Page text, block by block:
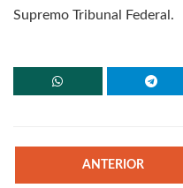
Supremo Tribunal Federal.
ANTERIOR